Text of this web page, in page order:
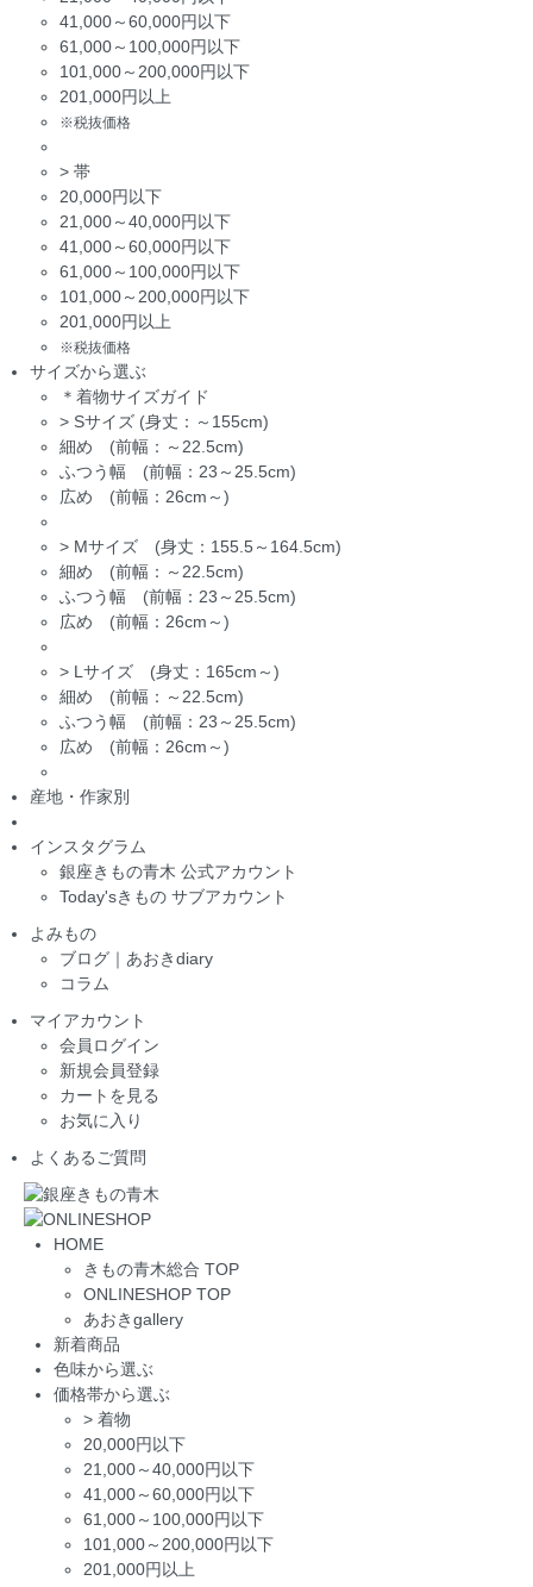
41,000～60,000円以下
61,000～100,000円以下
101,000～200,000円以下
201,000円以上
※税抜価格
> 帯
20,000円以下
21,000～40,000円以下
41,000～60,000円以下
61,000～100,000円以下
101,000～200,000円以下
201,000円以上
※税抜価格
サイズから選ぶ
＊着物サイズガイド
> Sサイズ (身丈：～155cm)
細め (前幅：～22.5cm)
ふつう幅 (前幅：23～25.5cm)
広め (前幅：26cm～)
> Mサイズ (身丈：155.5～164.5cm)
細め (前幅：～22.5cm)
ふつう幅 (前幅：23～25.5cm)
広め (前幅：26cm～)
> Lサイズ (身丈：165cm～)
細め (前幅：～22.5cm)
ふつう幅 (前幅：23～25.5cm)
広め (前幅：26cm～)
産地・作家別
インスタグラム
銀座きもの青木 公式アカウント
Today'sきもの サブアカウント
よみもの
ブログ｜あおきdiary
コラム
マイアカウント
会員ログイン
新規会員登録
カートを見る
お気に入り
よくあるご質問
HOME
きもの青木総合 TOP
ONLINESHOP TOP
あおきgallery
新着商品
色味から選ぶ
価格帯から選ぶ
> 着物
20,000円以下
21,000～40,000円以下
41,000～60,000円以下
61,000～100,000円以下
101,000～200,000円以下
201,000円以上